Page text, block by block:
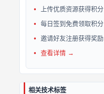
上传优质资源获得积分
每日签到免费领取积分
邀请好友注册获得奖励
查看详情 →
相关技术标签